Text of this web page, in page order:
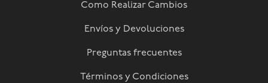
Como Realizar Cambios
Envíos y Devoluciones
Preguntas frecuentes
Términos y Condiciones